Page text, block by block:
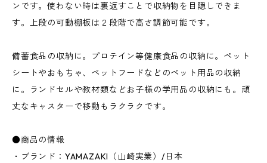
ンです。使わない時は裏返すことで収納物を目隠しできま
す。上段の可動棚板は２段階で高さ調節可能です。
備蓄食品の収納に。プロテイン等健康食品の収納に。ペット
シートやおもちゃ、ペットフードなどのペット用品の収納
に。ランドセルや教材類などお子様の学用品の収納にも。頑
丈なキャスターで移動もラクラクです。
●商品の情報
・ブランド：YAMAZAKI（山崎実業）/日本